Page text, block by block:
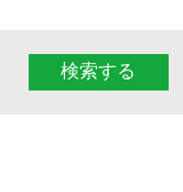
検索する